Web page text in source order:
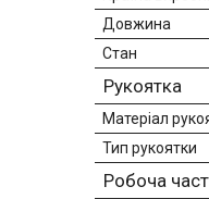
Довжина
Стан
Рукоятка
Матеріал
Тип рукоятки
Робоча